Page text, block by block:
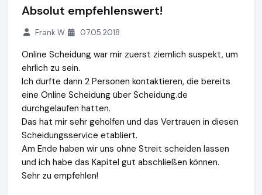
Absolut empfehlenswert!
Frank W. 07.05.2018
Online Scheidung war mir zuerst ziemlich suspekt, um
ehrlich zu sein.
Ich durfte dann 2 Personen kontaktieren, die bereits
eine Online Scheidung über Scheidung.de
durchgelaufen hatten.
Das hat mir sehr geholfen und das Vertrauen in diesen
Scheidungsservice etabliert.
Am Ende haben wir uns ohne Streit scheiden lassen
und ich habe das Kapitel gut abschließen können.
Sehr zu empfehlen!